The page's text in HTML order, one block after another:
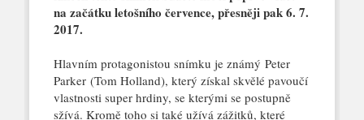
na začátku letošního července, přesněji pak 6. 7.
2017.
Hlavním protagonistou snímku je známý Peter
Parker (Tom Holland), který získal skvělé pavoučí
vlastnosti super hrdiny, se kterými se postupně
sžívá. Kromě toho si také užívá zážitků, které